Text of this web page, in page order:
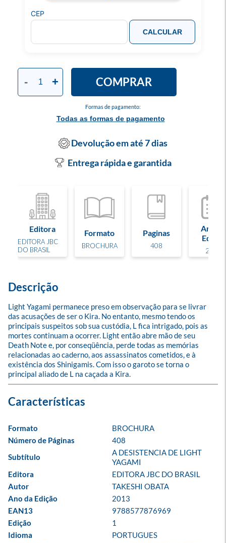
Formas de pagamento:
Todas as formas de pagamento
- + COMPRAR
CEP
CALCULAR
Devolução em até 7 dias
Entrega rápida e garantida
Editora
EDITORA JBC
DO BRASIL
Formato
BROCHURA
Paginas
408
Ano de
Edição
2013
Descrição
Light Yagami permanece preso em observação para se livrar
das acusações de ser o Kira. No entanto, mesmo tendo os
principais suspeitos sob sua custódia, L fica intrigado, pois as
mortes continuam a ocorrer. Light então abre mão de seu
Death Note e, por conseqüência, perde todas as memórias
relacionadas ao caderno, aos assassinatos cometidos, e à
existência dos Shinigamis. Com isso o garoto se torna o
principal aliado de L na caçada a Kira.
Formato
BROCHURA
Número de Páginas
408
Subtítulo
A DESISTENCIA DE LIGHT
YAGAMI
Editora
EDITORA JBC DO BRASIL
Autor
TAKESHI OBATA
Ano da Edição
2013
EAN13
9788577876969
Edição
1
Idioma
PORTUGUES